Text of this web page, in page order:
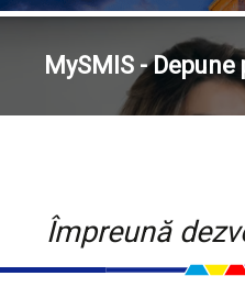
MySMIS - Depune
Împreună